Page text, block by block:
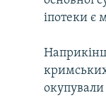
іпотеки є
кримських